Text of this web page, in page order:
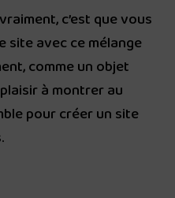
c’est que vous
site avec ce mélange
comme un objet
à montrer au
pour créer un site